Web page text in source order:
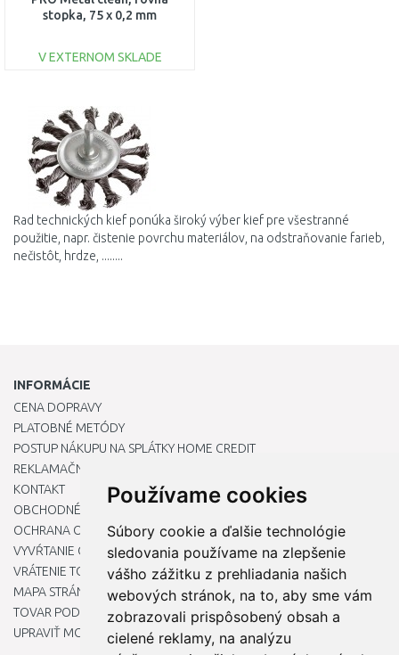
Používame cookies
Súbory cookie a ďalšie technológie
sledovania používame na zlepšenie
vášho zážitku z prehliadania našich
webových stránok, na to, aby sme vám
zobrazovali prispôsobený obsah a
cielené reklamy, na analýzu
stopka, 75 x 0,2 mm
V EXTERNOM SKLADE
Porovnať
Rad technických kief ponúka široký výber kief pre všestranné
použitie, napr. čistenie povrchu materiálov, na odstraňovanie farieb,
nečistôt, hrdze, ........
INFORMÁCIE
CENA DOPRAVY
PLATOBNÉ METÓDY
POSTUP NÁKUPU NA SPLÁTKY HOME CREDIT
REKLAMAČNÝ PORIADOK
KONTAKT
OBCHODNÉ PODMIENKY
OCHRANA OSOBNÝCH ÚDAJOV
VYVŔTANIE OTVORU DO DREZU PRE KUCHYNSKÚ BATÉRIU
VRÁTENIE TOVARU / REKLAMÁCIE
MAPA STRÁNOK
TOVAR PODĽA ZNAČIEK
UPRAVIŤ MOJE PREDVOĽBY COOKIES